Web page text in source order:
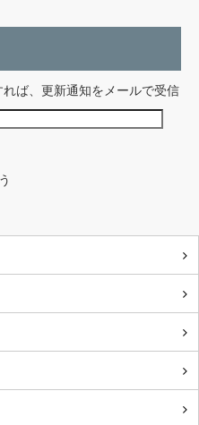
ば、更新通知をメールで受信